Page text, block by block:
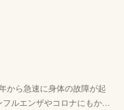
から急速に身体の故障が起
ルエンザやコロナにもか…